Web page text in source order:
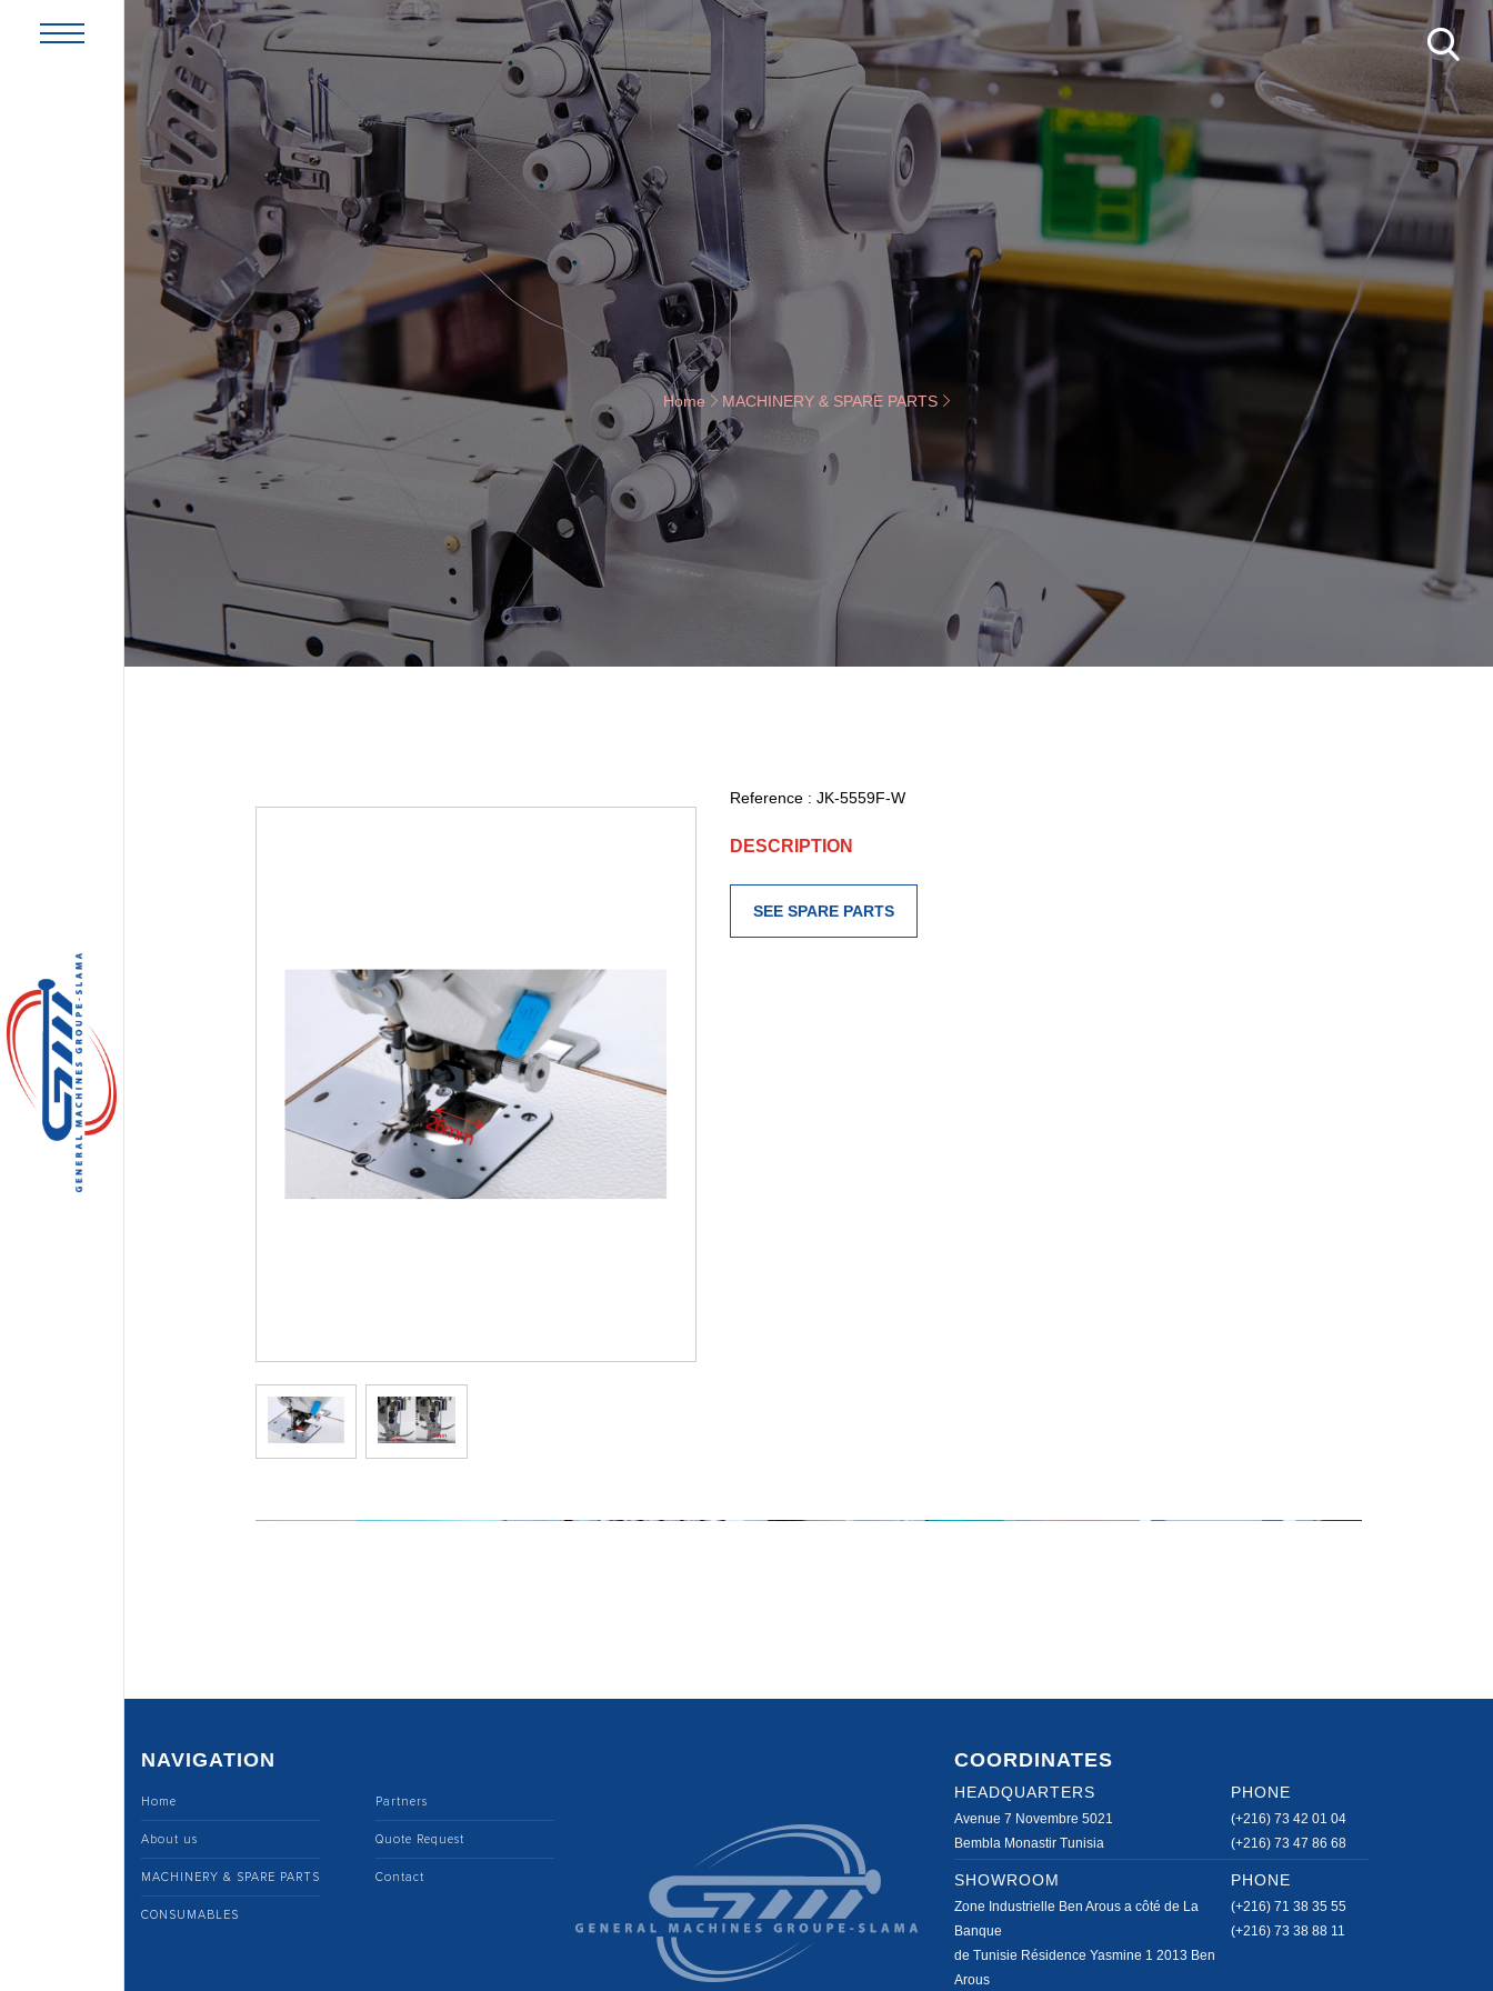
Home MACHINERY & SPARE PARTS
Reference :JK-5559F-W
DESCRIPTION
SEE SPARE PARTS
NAVIGATION
Home
About us
MACHINERY & SPARE PARTS
CONSUMABLES
Partners
Quote Request
Contact
COORDINATES
HEADQUARTERS
Avenue 7 Novembre 5021
Bembla Monastir Tunisia
PHONE
(+216) 73 42 01 04
(+216) 73 47 86 68
SHOWROOM
Zone Industrielle Ben Arous a côté de La
Banque
de Tunisie Résidence Yasmine 1 2013 Ben
Arous
PHONE
(+216) 71 38 35 55
(+216) 73 38 88 11